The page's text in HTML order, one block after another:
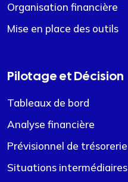
Organisation financière
Mise en place des outils
Pilotage et Décision
Tableaux de bord
Analyse financière
Prévisionnel de trésorerie
Situations intermédiaires